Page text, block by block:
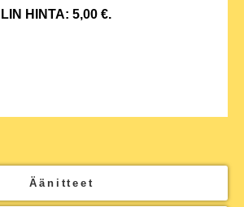
HINTA: 5,00 €.
Äänitteet